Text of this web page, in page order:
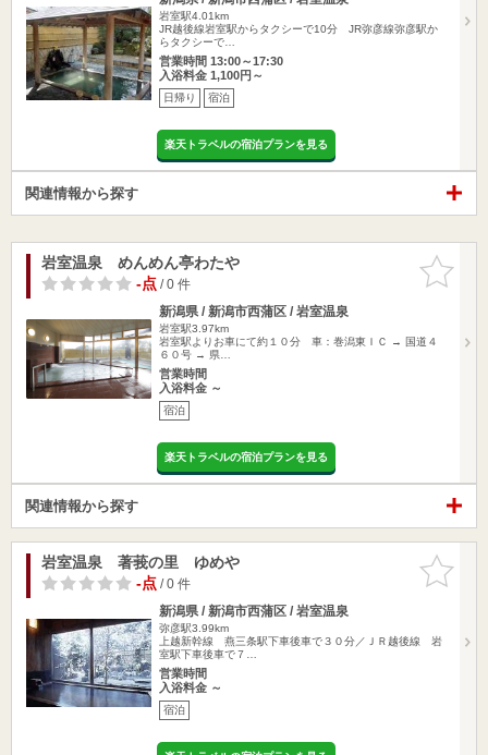
岩室駅4.01km
JR越後線岩室駅からタクシーで10分 JR弥彦線弥彦駅か
らタクシーで…
営業時間 13:00～17:30
入浴料金 1,100円～
日帰り 宿泊
楽天トラベルの宿泊プランを見る
関連情報から探す
お気に入
りに追加
岩室温泉 めんめん亭わたや
-点/ 0 件
新潟県 / 新潟市西蒲区 / 岩室温泉
岩室駅3.97km
岩室駅よりお車にて約１０分 車：巻潟東ＩＣ → 国道４
６０号 → 県…
営業時間
入浴料金 ～
宿泊
楽天トラベルの宿泊プランを見る
関連情報から探す
お気に入
りに追加
岩室温泉 著莪の里 ゆめや
-点/ 0 件
新潟県 / 新潟市西蒲区 / 岩室温泉
弥彦駅3.99km
上越新幹線 燕三条駅下車後車で３０分／ＪＲ越後線 岩
室駅下車後車で７…
営業時間
入浴料金 ～
宿泊